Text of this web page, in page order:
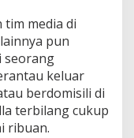
media di
pun
seorang
keluar
berdomisili di
terbilang cukup
ribuan.